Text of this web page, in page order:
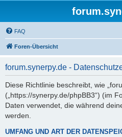
FAQ
Foren-Übersicht
forum.synerpy.de -
Diese Richtlinie beschreibt, wie
(„https://synerpy.de/phpBB3“) (im
Daten verwendet, die während
werden.
UMFANG UND ART DER